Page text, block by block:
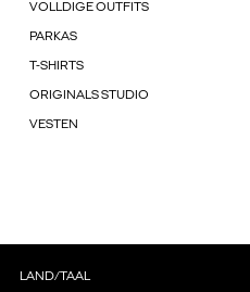
VOLLDIGE OUTFITS
PARKAS
T-SHIRTS
ORIGINALS STUDIO
VESTEN
LAND/TAAL